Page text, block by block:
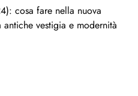
cosa fare nella nuova
vestigia e modernità